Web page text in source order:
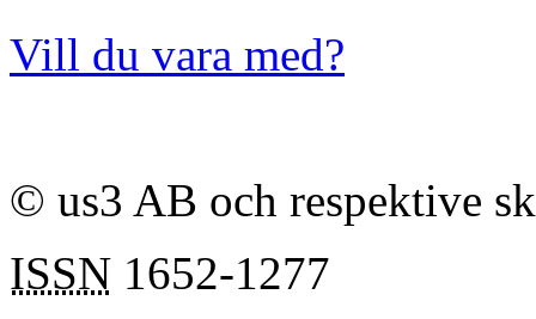
Vill du vara med?
© us3 AB och respektive
ISSN 1652-1277